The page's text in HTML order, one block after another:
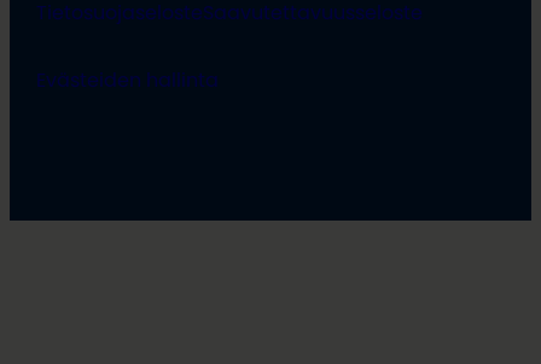
TietosuojaselosteSaavutettavuusseloste
Evästeiden hallinta